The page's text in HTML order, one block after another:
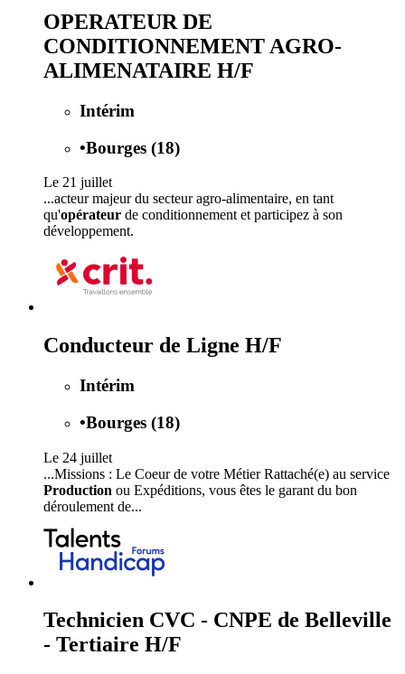
OPERATEUR DE
CONDITIONNEMENT AGRO-
ALIMENATAIRE H/F
Intérim
•Bourges (18)
Le 21 juillet
...acteur majeur du secteur agro-alimentaire, en tant
qu'opérateur de conditionnement et participez à son
développement.
Conducteur de Ligne H/F
Intérim
•Bourges (18)
Le 24 juillet
...Missions : Le Coeur de votre Métier Rattaché(e) au service
Production ou Expéditions, vous êtes le garant du bon
déroulement de...
Technicien CVC - CNPE de Belleville
- Tertiaire H/F